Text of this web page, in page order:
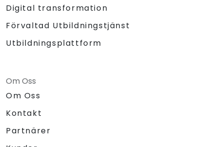
Digital transformation
Förvaltad Utbildningstjänst
Utbildningsplattform
Om Oss
Om Oss
Kontakt
Partnärer